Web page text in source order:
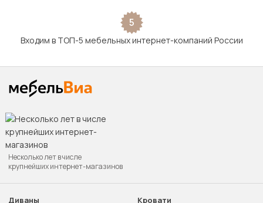
5
Входим в ТОП-5 мебельных интернет-компаний России
Несколько лет в числе
крупнейших интернет-магазинов
Диваны
Кровати